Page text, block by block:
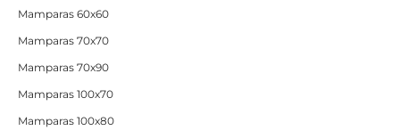
Mamparas 60x60
Mamparas 70x70
Mamparas 70x90
Mamparas 100x70
Mamparas 100x80